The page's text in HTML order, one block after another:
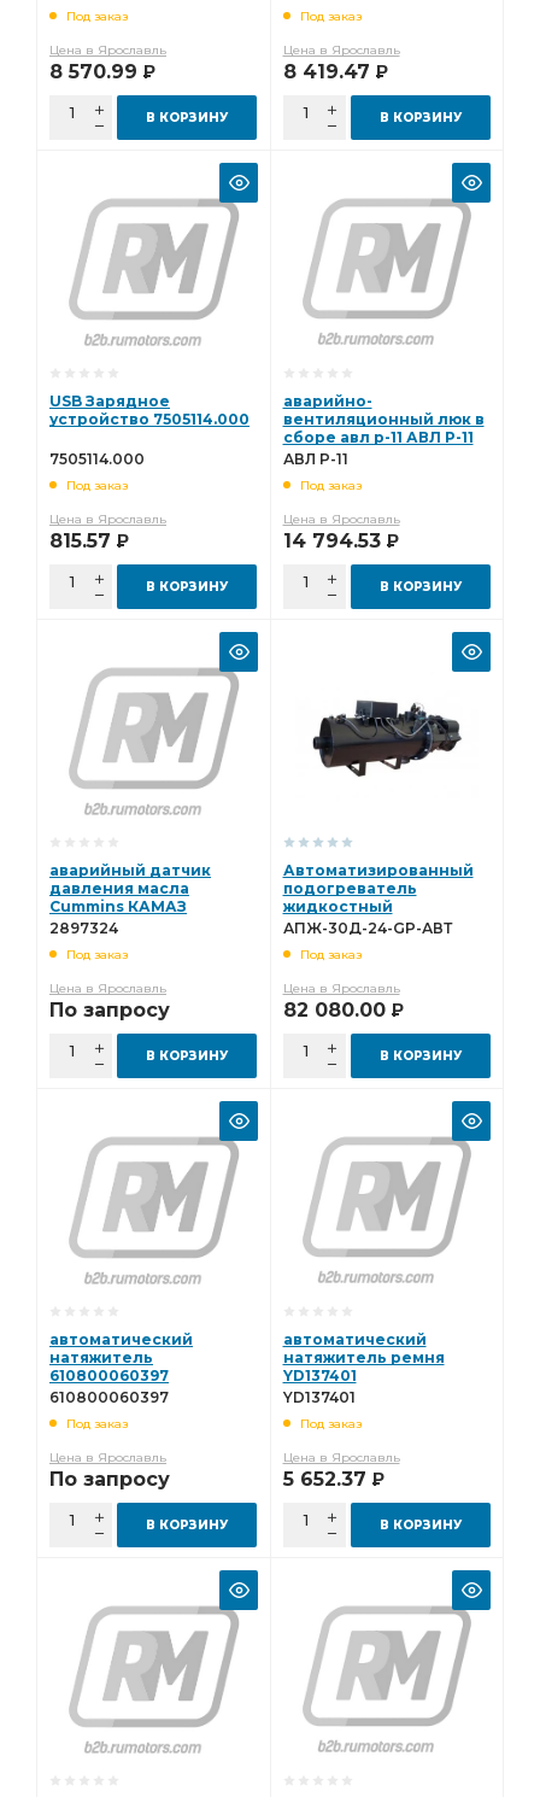
Под заказ
Цена в Ярославль
8 570.99 Р
В КОРЗИНУ
Под заказ
Цена в Ярославль
8 419.47 Р
В КОРЗИНУ
USB Зарядное
устройство 7505114.000
7505114.000
Под заказ
Цена в Ярославль
815.57 Р
В КОРЗИНУ
аварийно-
вентиляционный люк в
сборе авл р-11 АВЛ Р-11
АВЛ Р-11
Под заказ
Цена в Ярославль
14 794.53 Р
В КОРЗИНУ
аварийный датчик
давления масла
Cummins КАМАЗ
2897324
2897324
Под заказ
Цена в Ярославль
По запросу
В КОРЗИНУ
Автоматизированный
подогреватель
жидкостный
АПЖ-30Д-24-GP-АВТ
АПЖ-30Д-24-GP-АВТ
Под заказ
Цена в Ярославль
82 080.00 Р
В КОРЗИНУ
автоматический
натяжитель
610800060397
610800060397
Под заказ
Цена в Ярославль
По запросу
В КОРЗИНУ
автоматический
натяжитель ремня
YD137401
YD137401
Под заказ
Цена в Ярославль
5 652.37 Р
В КОРЗИНУ